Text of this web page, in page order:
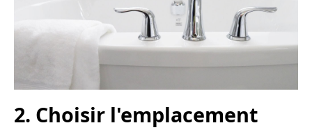
2. Choisir l'emplacement